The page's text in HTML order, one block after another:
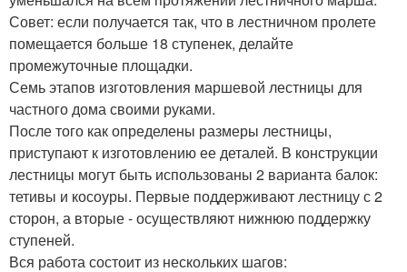
Совет: если получается так, что в лестничном пролете
помещается больше 18 ступенек, делайте
промежуточные площадки.
Семь этапов изготовления маршевой лестницы для
частного дома своими руками.
После того как определены размеры лестницы,
приступают к изготовлению ее деталей. В конструкции
лестницы могут быть использованы 2 варианта балок:
тетивы и косоуры. Первые поддерживают лестницу с 2
сторон, а вторые - осуществляют нижнюю поддержку
ступеней.
Вся работа состоит из нескольких шагов: